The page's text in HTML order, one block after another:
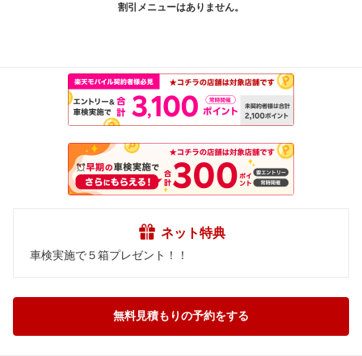
割引メニューはありません。
ネット特典
車検実施で５箱プレゼント！！
無料見積もりの予約をする